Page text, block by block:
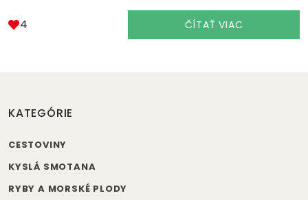
4 ČÍTAŤ VIAC
KATEGÓRIE
CESTOVINY
KYSLÁ SMOTANA
RYBY A MORSKÉ PLODY